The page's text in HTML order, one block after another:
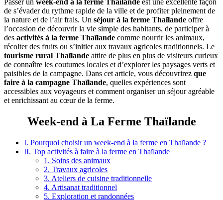
Passer un week-end à la ferme Thaïlande est une excellente façon
de s’évader du rythme rapide de la ville et de profiter pleinement de
la nature et de l’air frais. Un séjour à la ferme Thaïlande offre
l’occasion de découvrir la vie simple des habitants, de participer à
des activités à la ferme Thaïlande comme nourrir les animaux,
récolter des fruits ou s’initier aux travaux agricoles traditionnels. Le
tourisme rural Thaïlande attire de plus en plus de visiteurs curieux
de connaître les coutumes locales et d’explorer les paysages verts et
paisibles de la campagne. Dans cet article, vous découvrirez que
faire à la campagne Thaïlande, quelles expériences sont
accessibles aux voyageurs et comment organiser un séjour agréable
et enrichissant au cœur de la ferme.
Week-end à La Ferme Thaïlande
I. Pourquoi choisir un week-end à la ferme en Thaïlande ?
II. Top activités à faire à la ferme en Thaïlande
1. Soins des animaux
2. Travaux agricoles
3. Ateliers de cuisine traditionnelle
4. Artisanat traditionnel
5. Exploration et randonnées